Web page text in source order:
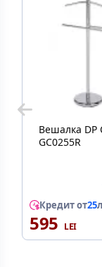
Вешалка DP CUIER
GC0255R
Кредит от25
595